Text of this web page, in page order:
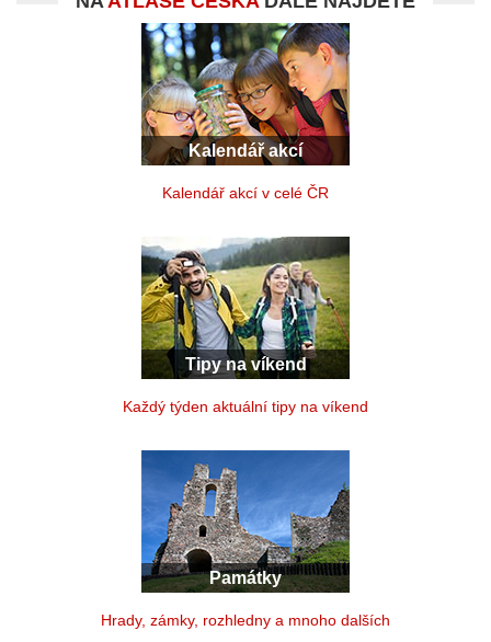
Kalendář akcí
Kalendář akcí v celé ČR
Tipy na víkend
Každý týden aktuální tipy na víkend
Památky
Hrady, zámky, rozhledny a mnoho dalších